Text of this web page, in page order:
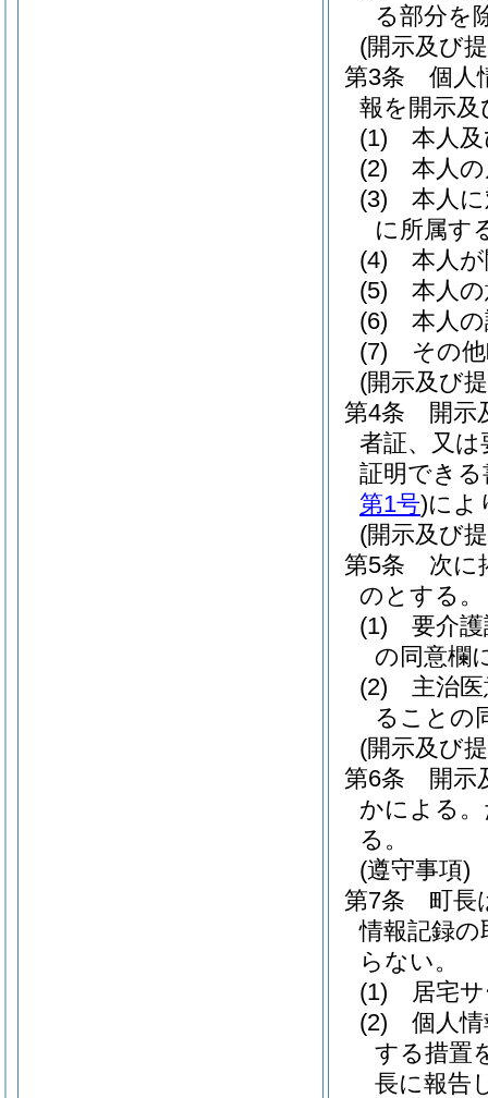
る部分を
(開示及び
第3条
個人
報を開示
(1)
本人
(2)
本人
(3)
本人
に所属す
(4)
本人
(5)
本人
(6)
本人
(7)
その
(開示及び
第4条
開示
者証、又は
証明できる
第1号)によ
(開示及び
第5条
次に
のとする。
(1)
要介
の同意欄
(2)
主治
ることの
(開示及び
第6条
開示
かによる。
る。
(遵守事項)
第7条
町長
情報記録
らない。
(1)
居宅
(2)
個人
する措置
長に報告